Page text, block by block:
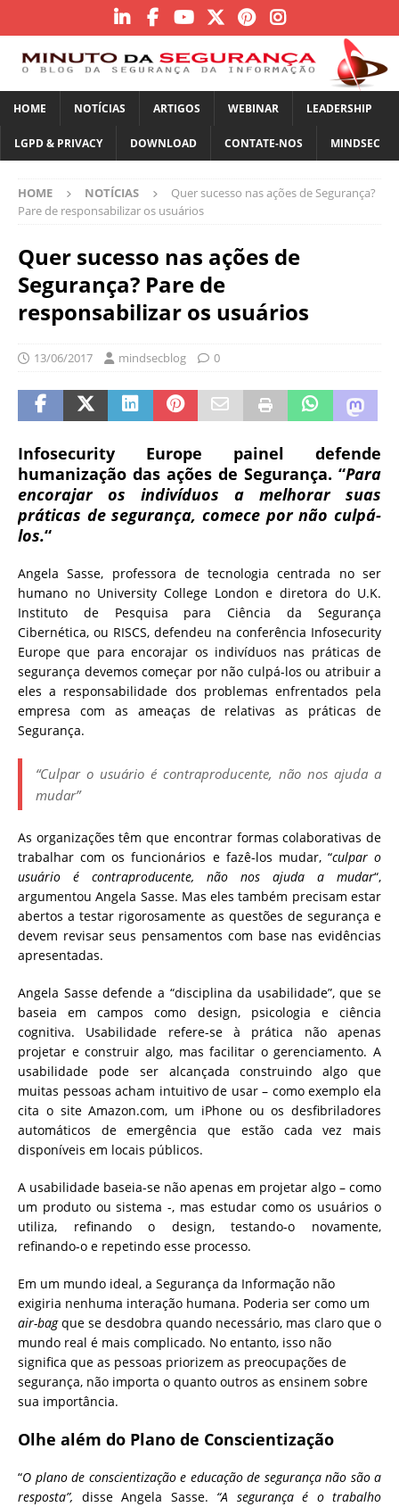
HOME NOTÍCIAS ARTIGOS WEBINAR LEADERSHIP
LGPD & PRIVACY DOWNLOAD CONTATE-NOS MINDSEC
HOME NOTÍCIAS
Quer sucesso nas ações de Segurança?
Pare de responsabilizar os usuários
Quer sucesso nas ações de
Segurança? Pare de
responsabilizar os usuários
13/06/2017 mindsecblog 0
Infosecurity Europe painel defende
humanização das ações de Segurança. “Para
encorajar os indivíduos a melhorar suas
práticas de segurança, comece por não culpá-
los.“
Angela Sasse, professora de tecnologia centrada no ser
humano no University College London e diretora do U.K.
Instituto de Pesquisa para Ciência da Segurança
Cibernética, ou RISCS, defendeu na conferência Infosecurity
Europe que para encorajar os indivíduos nas práticas de
segurança devemos começar por não culpá-los ou atribuir a
eles a responsabilidade dos problemas enfrentados pela
empresa com as ameaças de relativas as práticas de
Segurança.
“Culpar o usuário é contraproducente, não nos ajuda a
mudar”
As organizações têm que encontrar formas colaborativas de
trabalhar com os funcionários e fazê-los mudar, “culpar o
usuário
é contraproducente, não nos ajuda a mudar“,
argumentou Angela Sasse. Mas eles também precisam estar
abertos a testar rigorosamente as questões de segurança e
devem revisar seus pensamentos com base nas evidências
apresentadas.
Angela Sasse defende a “disciplina da usabilidade”, que se
baseia em campos como design, psicologia e ciência
cognitiva. Usabilidade refere-se à prática não apenas
projetar e construir algo, mas facilitar o gerenciamento. A
usabilidade pode ser alcançada construindo algo que
muitas pessoas acham intuitivo de usar – como exemplo ela
cita o site Amazon.com, um iPhone ou os desfibriladores
automáticos de emergência que estão cada vez mais
disponíveis em locais públicos.
A usabilidade baseia-se não apenas em projetar algo – como
um produto ou sistema -, mas estudar como os usuários o
utiliza, refinando o design, testando-o novamente,
refinando-o e repetindo esse processo.
Em um mundo ideal, a Segurança da Informação não
exigiria nenhuma interação humana. Poderia ser como um
air-bagque se desdobra quando necessário, mas claro que o
mundo real é mais complicado. No entanto, isso não
significa que as pessoas priorizem as preocupações de
segurança, não importa o quanto outros as ensinem sobre
sua importância.
Olhe além do Plano de Conscientização
“O plano de conscientização e educação de segurança não são a
resposta”, disse Angela Sasse. “A segurança é o trabalho